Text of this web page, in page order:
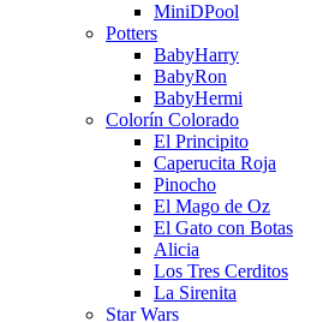
MiniDPool
Potters
BabyHarry
BabyRon
BabyHermi
Colorín Colorado
El Principito
Caperucita Roja
Pinocho
El Mago de Oz
El Gato con Botas
Alicia
Los Tres Cerditos
La Sirenita
Star Wars